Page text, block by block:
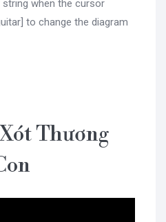
when the cursor
to change the diagram
Thương